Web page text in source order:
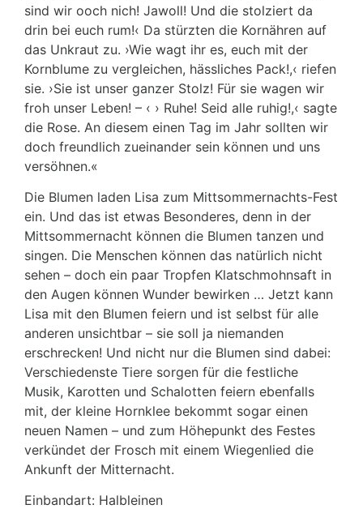
sind wir ooch nich! Jawoll! Und die stolziert da
drin bei euch rum!‹ Da stürzten die Kornähren auf
das Unkraut zu. ›Wie wagt ihr es, euch mit der
Kornblume zu vergleichen, hässliches Pack!,‹ riefen
sie. ›Sie ist unser ganzer Stolz! Für sie wagen wir
froh unser Leben! – ‹ › Ruhe! Seid alle ruhig!,‹ sagte
die Rose. An diesem einen Tag im Jahr sollten wir
doch freundlich zueinander sein können und uns
versöhnen.«
Die Blumen laden Lisa zum Mittsommernachts-Fest
ein. Und das ist etwas Besonderes, denn in der
Mittsommernacht können die Blumen tanzen und
singen. Die Menschen können das natürlich nicht
sehen – doch ein paar Tropfen Klatschmohnsaft in
den Augen können Wunder bewirken … Jetzt kann
Lisa mit den Blumen feiern und ist selbst für alle
anderen unsichtbar – sie soll ja niemanden
erschrecken! Und nicht nur die Blumen sind dabei:
Verschiedenste Tiere sorgen für die festliche
Musik, Karotten und Schalotten feiern ebenfalls
mit, der kleine Hornklee bekommt sogar einen
neuen Namen – und zum Höhepunkt des Festes
verkündet der Frosch mit einem Wiegenlied die
Ankunft der Mitternacht.
Einbandart: Halbleinen